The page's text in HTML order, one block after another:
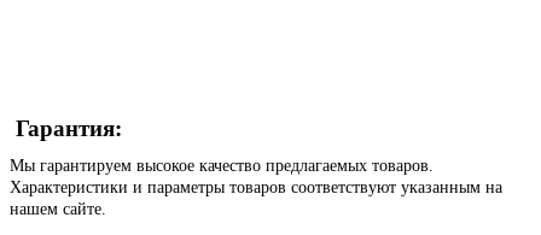
Гарантия:
Мы гарантируем высокое качество предлагаемых товаров.
Характеристики и параметры товаров соответствуют указанным на
нашем сайте.